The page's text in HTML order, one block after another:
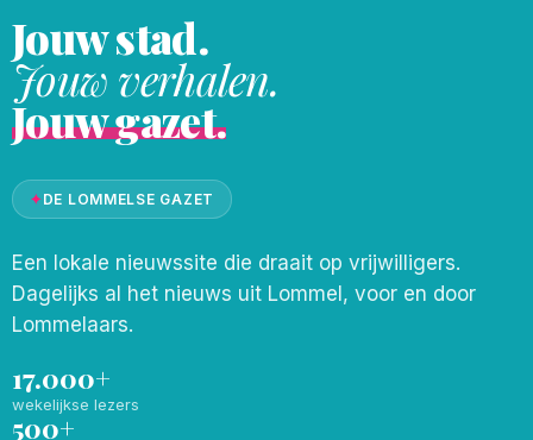
Jouw stad.
Jouw verhalen.
Jouw gazet.
✦DE LOMMELSE GAZET
Een lokale nieuwssite die draait op vrijwilligers.
Dagelijks al het nieuws uit Lommel, voor en door
Lommelaars.
17.000+
wekelijkse lezers
500+